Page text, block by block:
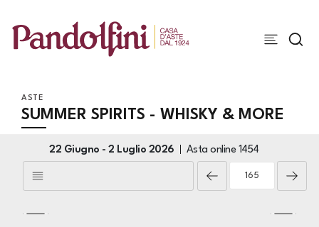
ASTE
SUMMER SPIRITS - WHISKY & MORE
22 Giugno -2 Luglio 2026 Asta online 1454